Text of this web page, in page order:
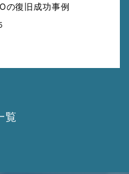
の復旧成功事例
覧